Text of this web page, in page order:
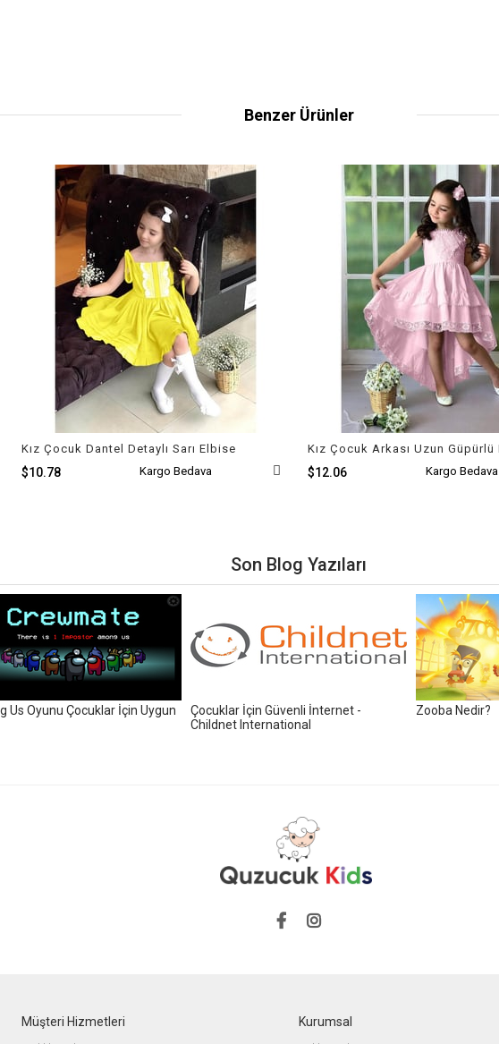
Benzer Ürünler
Kız Çocuk Dantel Detaylı Sarı Elbise
$10.78 Kargo Bedava
Kız Çocuk Arkası Uzun Güpürlü
$12.06 Kargo Bedava
Son Blog Yazıları
Us Oyunu Çocuklar İçin Uygun
Çocuklar İçin Güvenli İnternet -
Childnet International
Zooba Nedir?
Müşteri Hizmetleri Kurumsal